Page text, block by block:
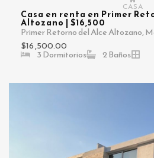
CASA
Casa en renta en Primer
Altozano | $16,500
Primer Retorno del Alce Altozano,
$16 ,500.00
3 Dormitorios 2 Baños